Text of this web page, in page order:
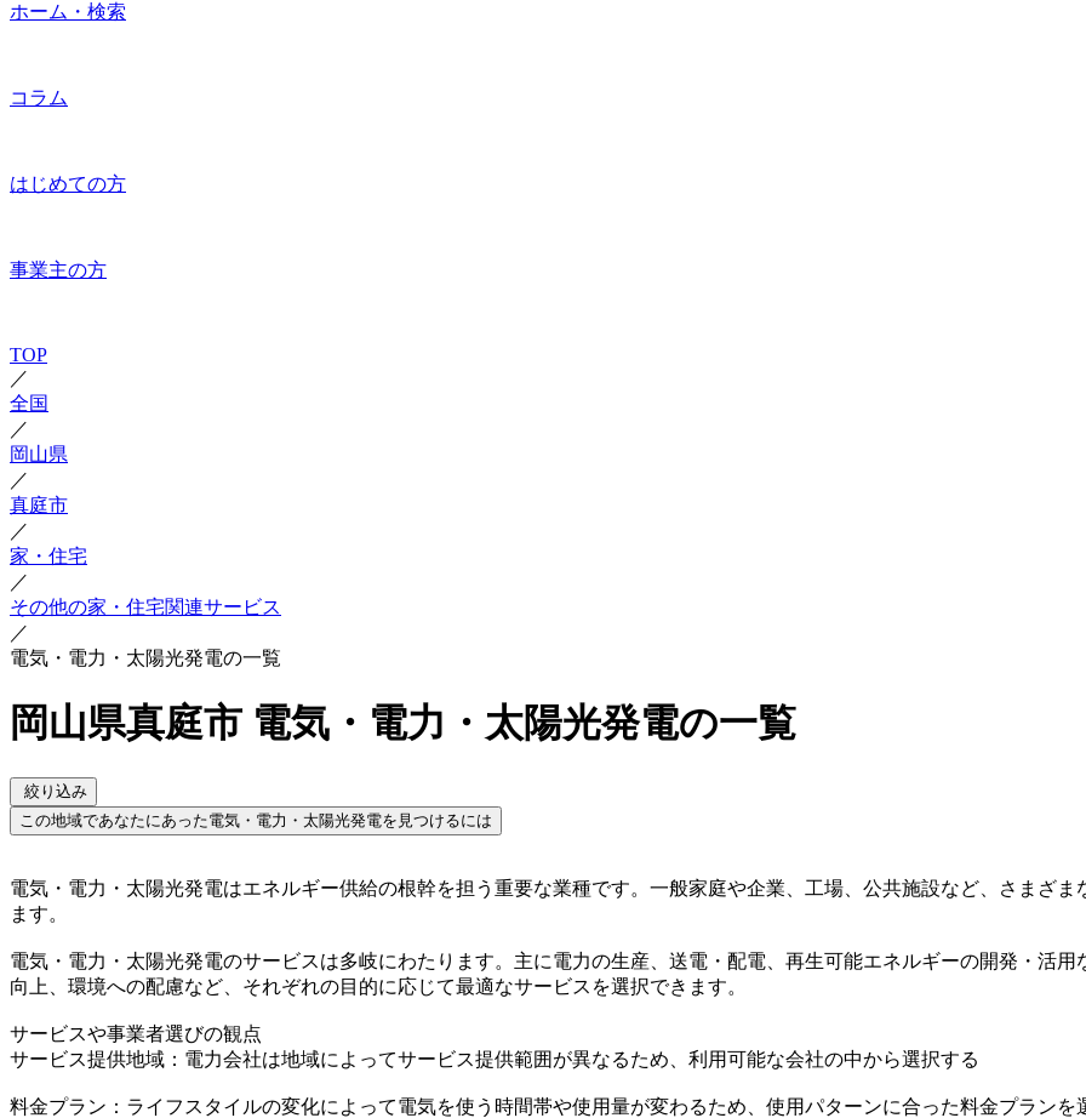
ホーム・検索
コラム
はじめての方
事業主の方
TOP
／
全国
／
岡山県
／
真庭市
／
家・住宅
／
その他の家・住宅関連サービス
／
電気・電力・太陽光発電の一覧
岡山県真庭市 電気・電力・太陽光発電の一覧
絞り込み
この地域であなたにあった電気・電力・太陽光発電を見つけるには
電気・電力・太陽光発電はエネルギー供給の根幹を担う重要な業種です。一般家庭や企業、工場、公共施設など、さまざ
ます。
電気・電力・太陽光発電のサービスは多岐にわたります。主に電力の生産、送電・配電、再生可能エネルギーの開発・活
向上、環境への配慮など、それぞれの目的に応じて最適なサービスを選択できます。
サービスや事業者選びの観点
サービス提供地域：電力会社は地域によってサービス提供範囲が異なるため、利用可能な会社の中から選択する
料金プラン：ライフスタイルの変化によって電気を使う時間帯や使用量が変わるため、使用パターンに合った料金プランを